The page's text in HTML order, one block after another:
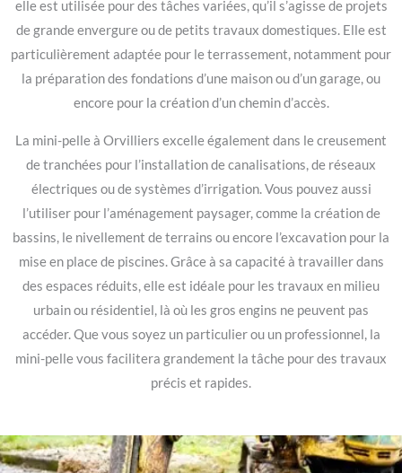
elle est utilisée pour des tâches variées, qu’il s’agisse de projets
de grande envergure ou de petits travaux domestiques. Elle est
particulièrement adaptée pour le terrassement, notamment pour
la préparation des fondations d’une maison ou d’un garage, ou
encore pour la création d’un chemin d’accès.
La mini-pelle à Orvilliers excelle également dans le creusement
de tranchées pour l’installation de canalisations, de réseaux
électriques ou de systèmes d’irrigation. Vous pouvez aussi
l’utiliser pour l’aménagement paysager, comme la création de
bassins, le nivellement de terrains ou encore l’excavation pour la
mise en place de piscines. Grâce à sa capacité à travailler dans
des espaces réduits, elle est idéale pour les travaux en milieu
urbain ou résidentiel, là où les gros engins ne peuvent pas
accéder. Que vous soyez un particulier ou un professionnel, la
mini-pelle vous facilitera grandement la tâche pour des travaux
précis et rapides.